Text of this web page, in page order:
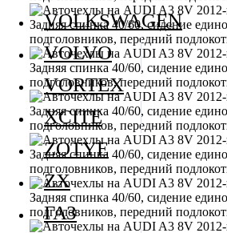
VOLKSWAGEN
VOLVO
VORTEX
XCITE
ZOTYE
ZX
ГАЗ